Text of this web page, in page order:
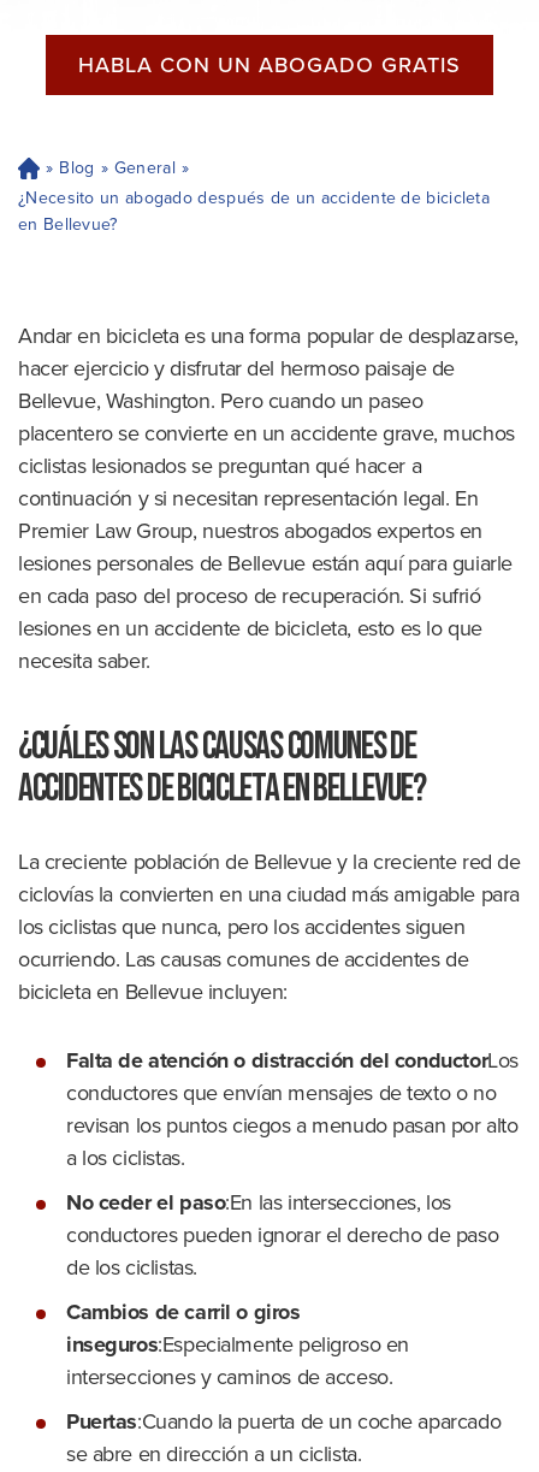
HABLA CON UN ABOGADO GRATIS
H
og
ar
» Blog » General »
¿Necesito un abogado después de un accidente de bicicleta
en Bellevue?
Andar en bicicleta es una forma popular de desplazarse,
hacer ejercicio y disfrutar del hermoso paisaje de
Bellevue, Washington. Pero cuando un paseo
placentero se convierte en un accidente grave, muchos
ciclistas lesionados se preguntan qué hacer a
continuación y si necesitan representación legal. En
Premier Law Group, nuestros abogados expertos en
lesiones personales de Bellevue están aquí para guiarle
en cada paso del proceso de recuperación. Si sufrió
lesiones en un accidente de bicicleta, esto es lo que
necesita saber.
¿Cuáles son las causas comunes de
accidentes de bicicleta en Bellevue?
La creciente población de Bellevue y la creciente red de
ciclovías la convierten en una ciudad más amigable para
los ciclistas que nunca, pero los accidentes siguen
ocurriendo. Las causas comunes de accidentes de
bicicleta en Bellevue incluyen:
Falta de atención o distracción del conductorLos
conductores que envían mensajes de texto o no
revisan los puntos ciegos a menudo pasan por alto
a los ciclistas.
No ceder el paso:En las intersecciones, los
conductores pueden ignorar el derecho de paso
de los ciclistas.
Cambios de carril o giros
inseguros:Especialmente peligroso en
intersecciones y caminos de acceso.
Puertas:Cuando la puerta de un coche aparcado
se abre en dirección a un ciclista.